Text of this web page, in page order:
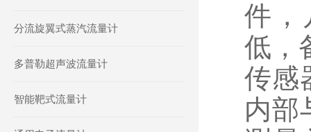
分流旋翼式蒸汽流量计
多普勒超声波流量计
智能靶式流量计
件，
低，
传感
内部